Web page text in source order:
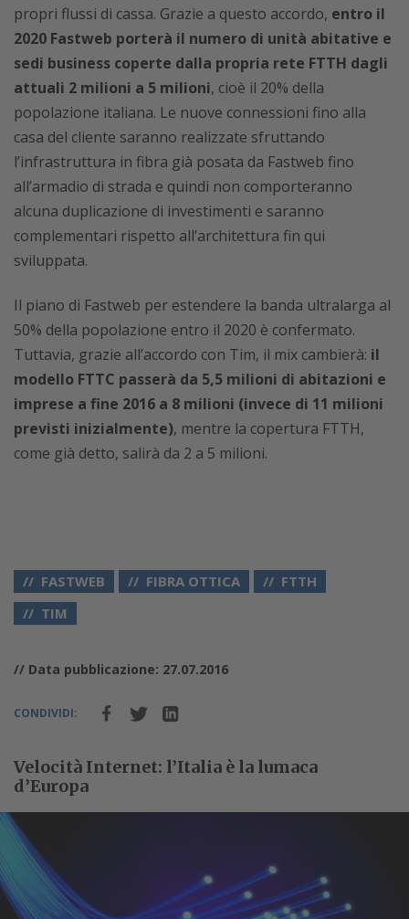
propri flussi di cassa. Grazie a questo accordo, entro il
2020 Fastweb porterà il numero di unità abitative e
sedi business coperte dalla propria rete FTTH dagli
attuali 2 milioni a 5 milioni, cioè il 20% della
popolazione italiana. Le nuove connessioni fino alla
casa del cliente saranno realizzate sfruttando
l’infrastruttura in fibra già posata da Fastweb fino
all’armadio di strada e quindi non comporteranno
alcuna duplicazione di investimenti e saranno
complementari rispetto all’architettura fin qui
sviluppata.
Il piano di Fastweb per estendere la banda ultralarga al
50% della popolazione entro il 2020 è confermato.
Tuttavia, grazie all’accordo con Tim, il mix cambierà: il
modello FTTC passerà da 5,5 milioni di abitazioni e
imprese a fine 2016 a 8 milioni (invece di 11 milioni
previsti inizialmente), mentre la copertura FTTH,
come già detto, salirà da 2 a 5 milioni.
FASTWEB FIBRA OTTICA
FTTH
TIM
// Data pubblicazione: 27.07.2016
CONDIVIDI:
Velocità Internet: l’Italia è la lumaca
d’Europa